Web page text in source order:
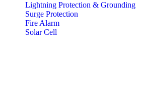
Lightning Protection & Grounding
Surge Protection
Fire Alarm
Solar Cell